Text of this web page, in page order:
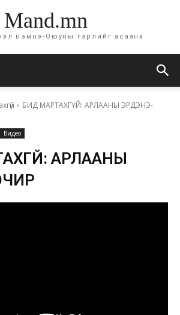
Mand.mn
нэмнэ-Оюуны гэрлийг асаана
БИД МАРТАХГҮЙ: АРЛААНЫ ЭРДЭНЭ-
Видео
АРЛААНЫ